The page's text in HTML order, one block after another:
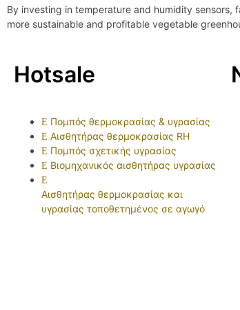
By investing in temperature and humidity
more sustainable and profitable vegetable
Hotsale
Πομπός θερμοκρασίας & υγρασίας
Αισθητήρας θερμοκρασίας RH
Πομπός σχετικής υγρασίας
Βιομηχανικός αισθητήρας υγρασίας
Αισθητήρας θερμοκρασίας και
υγρασίας τοποθετημένος σε αγωγό